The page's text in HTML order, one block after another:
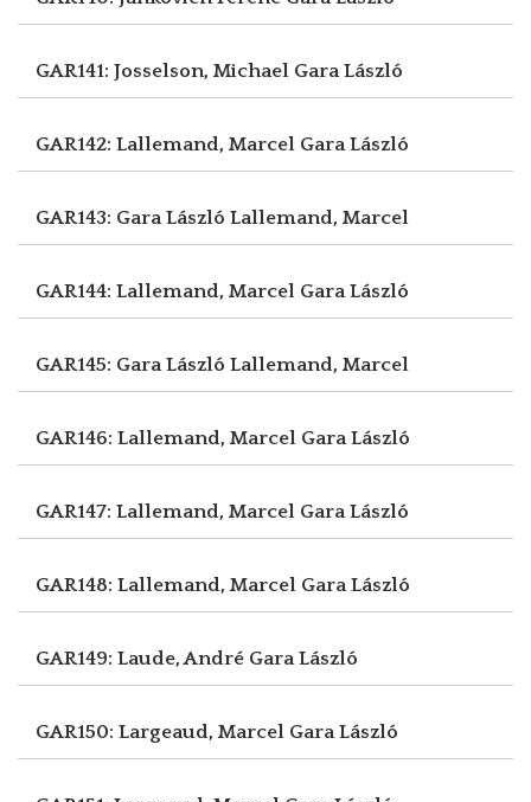
GAR141: Josselson, Michael Gara László
GAR142: Lallemand, Marcel Gara László
GAR143: Gara László Lallemand, Marcel
GAR144: Lallemand, Marcel Gara László
GAR145: Gara László Lallemand, Marcel
GAR146: Lallemand, Marcel Gara László
GAR147: Lallemand, Marcel Gara László
GAR148: Lallemand, Marcel Gara László
GAR149: Laude, André Gara László
GAR150: Largeaud, Marcel Gara László